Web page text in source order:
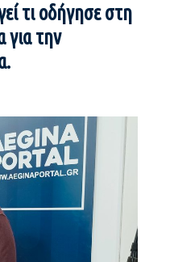
τι οδήγησε στη
για την